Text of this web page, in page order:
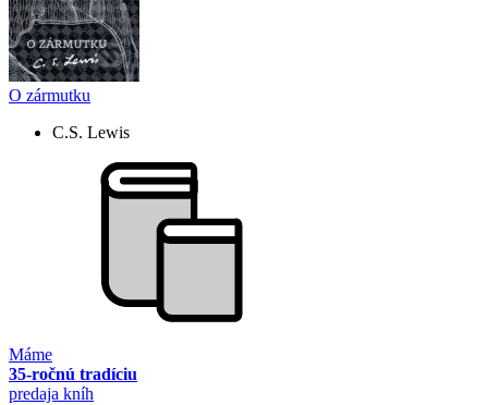
O zármutku
C.S. Lewis
Máme
35-ročnú tradíciu
predaja kníh